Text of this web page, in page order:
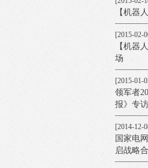
【机器
[2015-02-
【机器
场
[2015-01-
领军者
报》专
[2014-12-
国家电
启战略